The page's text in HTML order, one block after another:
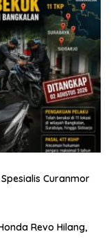
Curanmor
Revo Hilang,